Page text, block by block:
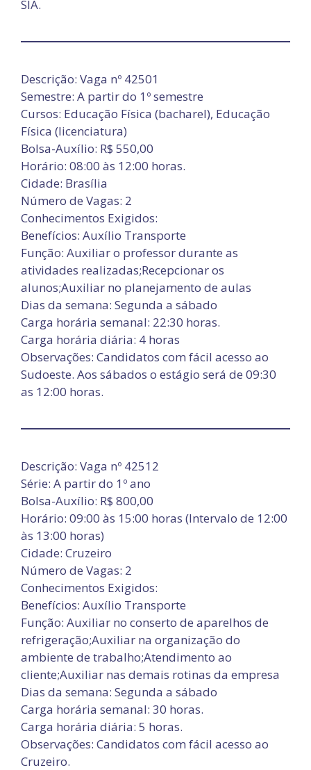
SIA.
Descrição: Vaga nº 42501
Semestre: A partir do 1º semestre
Cursos: Educação Física (bacharel), Educação
Física (licenciatura)
Bolsa-Auxílio: R$ 550,00
Horário: 08:00 às 12:00 horas.
Cidade: Brasília
Número de Vagas: 2
Conhecimentos Exigidos:
Benefícios: Auxílio Transporte
Função: Auxiliar o professor durante as
atividades realizadas;Recepcionar os
alunos;Auxiliar no planejamento de aulas
Dias da semana: Segunda a sábado
Carga horária semanal: 22:30 horas.
Carga horária diária: 4 horas
Observações: Candidatos com fácil acesso ao
Sudoeste. Aos sábados o estágio será de 09:30
as 12:00 horas.
Descrição: Vaga nº 42512
Série: A partir do 1º ano
Bolsa-Auxílio: R$ 800,00
Horário: 09:00 às 15:00 horas (Intervalo de 12:00
às 13:00 horas)
Cidade: Cruzeiro
Número de Vagas: 2
Conhecimentos Exigidos:
Benefícios: Auxílio Transporte
Função: Auxiliar no conserto de aparelhos de
refrigeração;Auxiliar na organização do
ambiente de trabalho;Atendimento ao
cliente;Auxiliar nas demais rotinas da empresa
Dias da semana: Segunda a sábado
Carga horária semanal: 30 horas.
Carga horária diária: 5 horas.
Observações: Candidatos com fácil acesso ao
Cruzeiro.